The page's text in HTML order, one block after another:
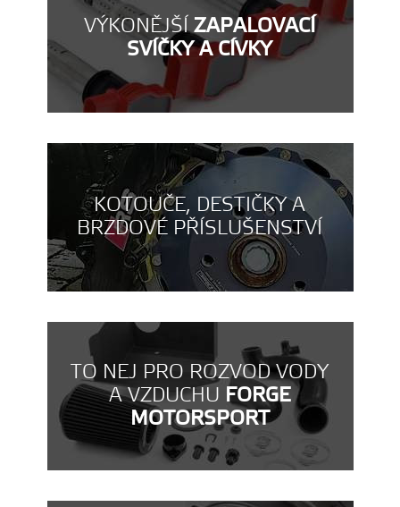
VÝKONĚJŠÍZAPALOVACÍ
SVÍČKY A CÍVKY
KOTOUČE, DESTIČKY A
BRZDOVÉ PŘÍSLUŠENSTVÍ
TO NEJ PRO ROZVOD VODY
A VZDUCHU FORGE
MOTORSPORT